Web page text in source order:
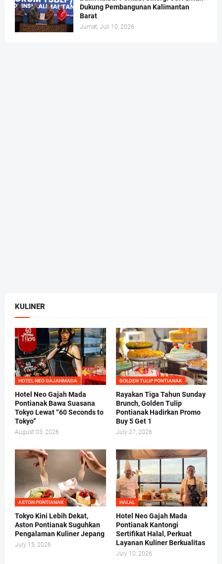
Dukung Pembangunan Kalimantan
Barat
Jumat, Juli 10, 2026
KULINER
HOTEL NEO GAJAHMADA
Hotel Neo Gajah Mada
Pontianak Bawa Suasana
Tokyo Lewat “60 Seconds to
Tokyo”
August 03, 2026
GOLDEN TULIP PONTIANAK
Rayakan Tiga Tahun Sunday
Brunch, Golden Tulip
Pontianak Hadirkan Promo
Buy 5 Get 1
July 27, 2026
ASTON PONTIANAK
Tokyo Kini Lebih Dekat,
Aston Pontianak Suguhkan
Pengalaman Kuliner Jepang
July 15, 2026
HALAL
Hotel Neo Gajah Mada
Pontianak Kantongi
Sertifikat Halal, Perkuat
Layanan Kuliner Berkualitas
July 10, 2026